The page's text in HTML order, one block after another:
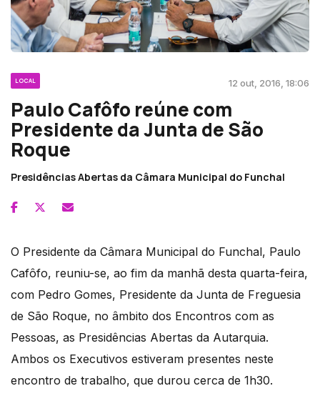
LOCAL 12 out, 2016, 18:06
Paulo Cafôfo reúne com
Presidente da Junta de São
Roque
Presidências Abertas da Câmara Municipal do Funchal
O Presidente da Câmara Municipal do Funchal, Paulo
Cafôfo, reuniu-se, ao fim da manhã desta quarta-feira,
com Pedro Gomes, Presidente da Junta de Freguesia
de São Roque, no âmbito dos Encontros com as
Pessoas, as Presidências Abertas da Autarquia.
Ambos os Executivos estiveram presentes neste
encontro de trabalho, que durou cerca de 1h30.